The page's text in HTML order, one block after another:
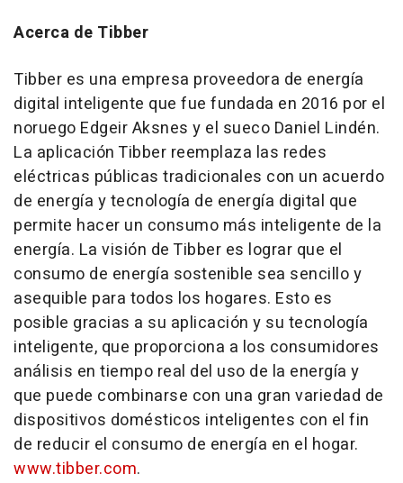
Acerca de Tibber
Tibber es una empresa proveedora de energía
digital inteligente que fue fundada en 2016 por el
noruego Edgeir Aksnes y el sueco Daniel Lindén.
La aplicación Tibber reemplaza las redes
eléctricas públicas tradicionales con un acuerdo
de energía y tecnología de energía digital que
permite hacer un consumo más inteligente de la
energía. La visión de Tibber es lograr que el
consumo de energía sostenible sea sencillo y
asequible para todos los hogares. Esto es
posible gracias a su aplicación y su tecnología
inteligente, que proporciona a los consumidores
análisis en tiempo real del uso de la energía y
que puede combinarse con una gran variedad de
dispositivos domésticos inteligentes con el fin
de reducir el consumo de energía en el hogar.
www.tibber.com.